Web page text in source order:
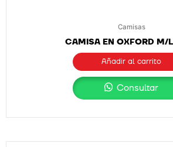
Camisas
CAMISA EN OXFORD M/
Añadir al carrito
Consultar